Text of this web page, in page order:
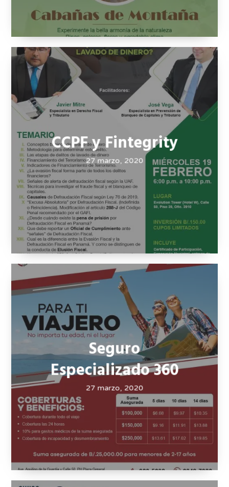
Villa Leslie
27 marzo, 2020
CCPF y Fintegrity
27 marzo, 2020